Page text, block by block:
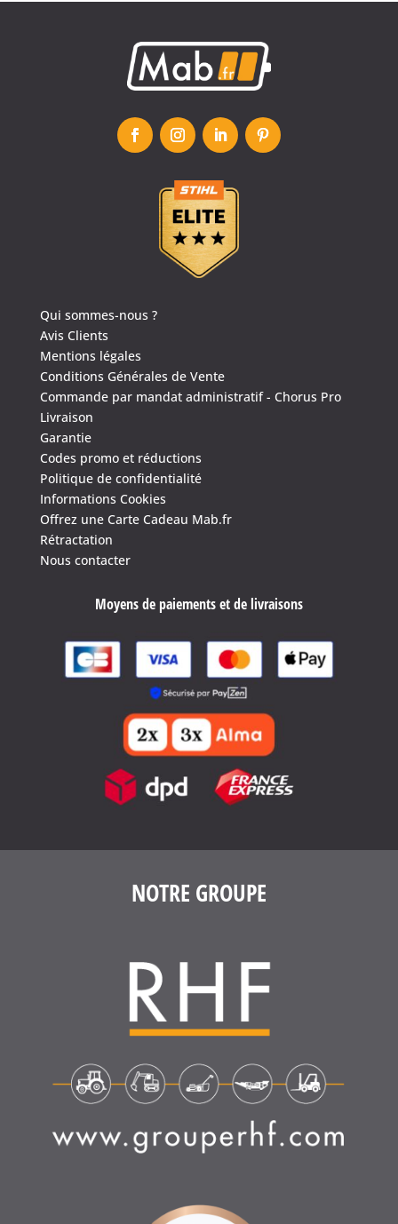
Qui sommes-nous ?
Avis Clients
Mentions légales
Conditions Générales de Vente
Commande par mandat administratif - Chorus Pro
Livraison
Garantie
Codes promo et réductions
Politique de confidentialité
Informations Cookies
Offrez une Carte Cadeau Mab.fr
Rétractation
Nous contacter
Moyens de paiements et de livraisons
NOTRE GROUPE